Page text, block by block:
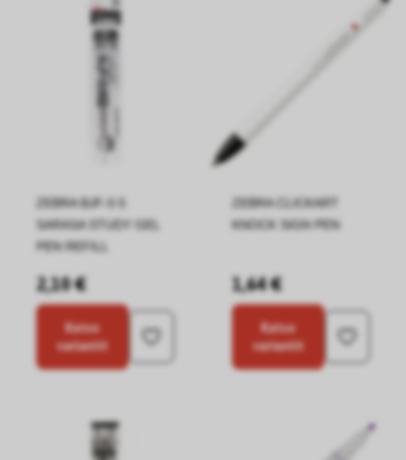
ZEBRA BJF-0.5
SARASA STUDY GEL
PEN REFILL
2,10 €
Katso
variantit
ZEBRA CLICKART
KNOCK SIGN PEN
1,64 €
Katso
variantit